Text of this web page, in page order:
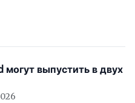
могут выпустить в двух